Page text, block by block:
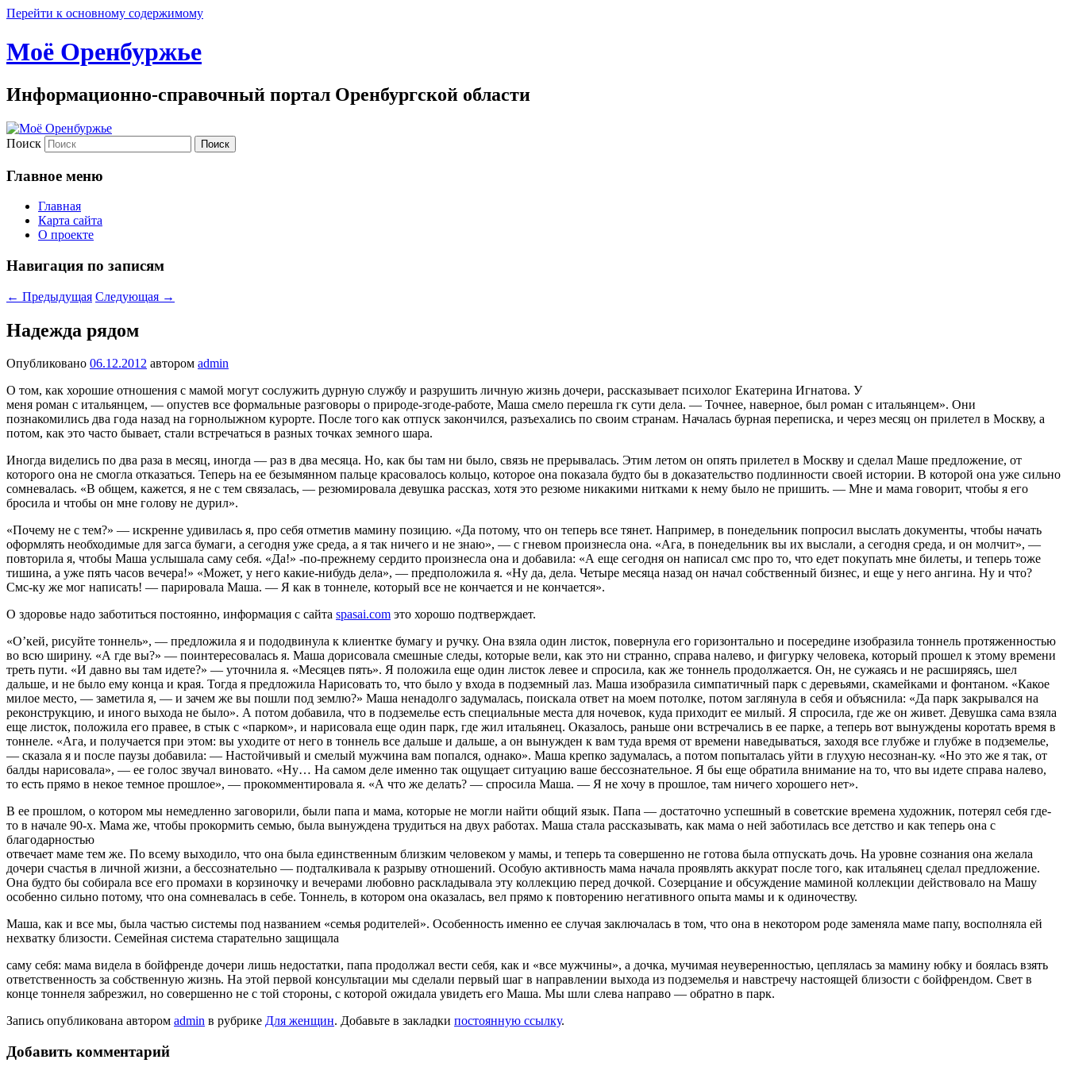
Перейти к основному содержимому
Моё Оренбуржье
Информационно-справочный портал Оренбургской области
Поиск
Главное меню
Главная
Карта сайта
О проекте
Навигация по записям
← Предыдущая Следующая →
Надежда рядом
Опубликовано 06.12.2012 автором admin
О том, как хорошие отношения с мамой могут сослужить дурную службу и разрушить личную жизнь дочери, рассказывает психолог Екатерина Игнатова. У
меня роман с итальянцем, — опустев все формальные разговоры о природе-згоде-работе, Маша смело перешла гк сути дела. — Точнее, наверное, был роман с итальянцем». Они
познакомились два года назад на горнолыжном курорте. После того как отпуск закончился, разъехались по своим странам. Началась бурная переписка, и через месяц он прилетел в Москву, а
потом, как это часто бывает, стали встречаться в разных точках земного шара.
Иногда виделись по два раза в месяц, иногда — раз в два месяца. Но, как бы там ни было, связь не прерывалась. Этим летом он опять прилетел в Москву и сделал Маше предложение, от
которого она не смогла отказаться. Теперь на ее безымянном пальце красовалось кольцо, которое она показала будто бы в доказательство подлинности своей истории. В которой она уже сильно
сомневалась. «В общем, кажется, я не с тем связалась, — резюмировала девушка рассказ, хотя это резюме никакими нитками к нему было не пришить. — Мне и мама говорит, чтобы я его
бросила и чтобы он мне голову не дурил».
«Почему не с тем?» — искренне удивилась я, про себя отметив мамину позицию. «Да потому, что он теперь все тянет. Например, в понедельник попросил выслать документы, чтобы начать
оформлять необходимые для загса бумаги, а сегодня уже среда, а я так ничего и не знаю», — с гневом произнесла она. «Ага, в понедельник вы их выслали, а сегодня среда, и он молчит», —
повторила я, чтобы Маша услышала саму себя. «Да!» -по-прежнему сердито произнесла она и добавила: «А еще сегодня он написал смс про то, что едет покупать мне билеты, и теперь тоже
тишина, а уже пять часов вечера!» «Может, у него какие-нибудь дела», — предположила я. «Ну да, дела. Четыре месяца назад он начал собственный бизнес, и еще у него ангина. Ну и что?
Смс-ку же мог написать! — парировала Маша. — Я как в тоннеле, который все не кончается и не кончается».
О здоровье надо заботиться постоянно, информация с сайта spasai.com это хорошо подтверждает.
«О’кей, рисуйте тоннель», — предложила я и пододвинула к клиентке бумагу и ручку. Она взяла один листок, повернула его горизонтально и посередине изобразила тоннель протяженностью
во всю ширину. «А где вы?» — поинтересовалась я. Маша дорисовала смешные следы, которые вели, как это ни странно, справа налево, и фигурку человека, который прошел к этому времени
треть пути. «И давно вы там идете?» — уточнила я. «Месяцев пять». Я положила еще один листок левее и спросила, как же тоннель продолжается. Он, не сужаясь и не расширяясь, шел
дальше, и не было ему конца и края. Тогда я предложила Haрисовать то, что было у входа в подземный лаз. Маша изобразила симпатичный парк с деревьями, скамейками и фонтаном. «Какое
милое место, — заметила я, — и зачем же вы пошли под землю?» Маша ненадолго задумалась, поискала ответ на моем потолке, потом заглянула в себя и объяснила: «Да парк закрывался на
реконструкцию, и иного выхода не было». А потом добавила, что в подземелье есть специальные места для ночевок, куда приходит ее милый. Я спросила, где же он живет. Девушка сама взяла
еще листок, положила его правее, в стык с «парком», и нарисовала еще один парк, где жил итальянец. Оказалось, раньше они встречались в ее парке, а теперь вот вынуждены коротать время в
тоннеле. «Ага, и получается при этом: вы уходите от него в тоннель все дальше и дальше, а он вынужден к вам туда время от времени наведываться, заходя все глубже и глубже в подземелье,
— сказала я и после паузы добавила: — Настойчивый и смелый мужчина вам попался, однако». Маша крепко задумалась, а потом попыталась уйти в глухую несознан-ку. «Но это же я так, от
балды нарисовала», — ее голос звучал виновато. «Ну… На самом деле именно так ощущает ситуацию ваше бессознательное. Я бы еще обратила внимание на то, что вы идете справа налево,
то есть прямо в некое темное прошлое», — прокомментировала я. «А что же делать? — спросила Маша. — Я не хочу в прошлое, там ничего хорошего нет».
В ее прошлом, о котором мы немедленно заговорили, были папа и мама, которые не могли найти общий язык. Папа — достаточно успешный в советские времена художник, потерял себя где-
то в начале 90-х. Мама же, чтобы прокормить семью, была вынуждена трудиться на двух работах. Маша стала рассказывать, как мама о ней заботилась все детство и как теперь она с
благодарностью
отвечает маме тем же. По всему выходило, что она была единственным близким человеком у мамы, и теперь та совершенно не готова была отпускать дочь. На уровне сознания она желала
дочери счастья в личной жизни, а бессознательно — подталкивала к разрыву отношений. Особую активность мама начала проявлять аккурат после того, как итальянец сделал предложение.
Она будто бы собирала все его промахи в корзиночку и вечерами любовно раскладывала эту коллекцию перед дочкой. Созерцание и обсуждение маминой коллекции действовало на Машу
особенно сильно потому, что она сомневалась в себе. Тоннель, в котором она оказалась, вел прямо к повторению негативного опыта мамы и к одиночеству.
Маша, как и все мы, была частью системы под названием «семья родителей». Особенность именно ее случая заключалась в том, что она в некотором роде заменяла маме папу, восполняла ей
нехватку близости. Семейная система старательно защищала
саму себя: мама видела в бойфренде дочери лишь недостатки, папа продолжал вести себя, как и «все мужчины», а дочка, мучимая неуверенностью, цеплялась за мамину юбку и боялась взять
ответственность за собственную жизнь. На этой первой консультации мы сделали первый шаг в направлении выхода из подземелья и навстречу настоящей близости с бойфрендом. Свет в
конце тоннеля забрезжил, но совершенно не с той стороны, с которой ожидала увидеть его Маша. Мы шли слева направо — обратно в парк.
Запись опубликована автором admin в рубрике Для женщин. Добавьте в закладки постоянную ссылку.
Добавить комментарий